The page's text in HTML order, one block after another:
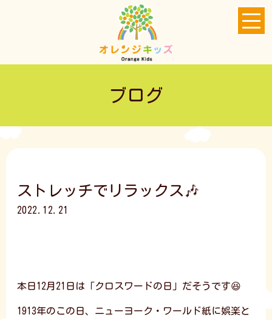
ブログ
ストレッチでリラックス🎶
2022.12.21
本日12月21日は「クロスワードの日」だそうです😆
1913年のこの日、ニューヨーク・ワールド紙に娯楽と